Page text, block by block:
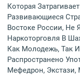
Которая
Развивающиеся
Востоке России, Не
Наркоторговля В
Как Молодежь, Так
Распространено
Мефедрон,